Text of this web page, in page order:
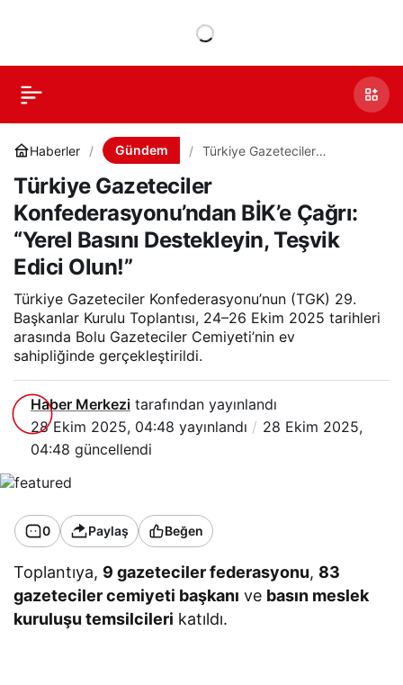
Haberler Gündem
Türkiye Gazeteciler
Çağrı: “Yerel Basını
Destekleyin, Teşvik Edici
Olun!”
Türkiye Gazeteciler
Konfederasyonu’ndan BİK’e Çağrı:
“Yerel Basını Destekleyin, Teşvik
Edici Olun!”
Türkiye Gazeteciler Konfederasyonu’nun (TGK) 29.
Başkanlar Kurulu Toplantısı, 24–26 Ekim 2025 tarihleri
arasında Bolu Gazeteciler Cemiyeti’nin ev
sahipliğinde gerçekleştirildi.
Haber Merkezi tarafından yayınlandı
28 Ekim 2025, 04:48 yayınlandı
28 Ekim 2025,
04:48 güncellendi
0 Paylaş Beğen
Toplantıya, 9 gazeteciler federasyonu, 83
gazeteciler cemiyeti başkanı ve basın meslek
kuruluşu temsilcileri katıldı.